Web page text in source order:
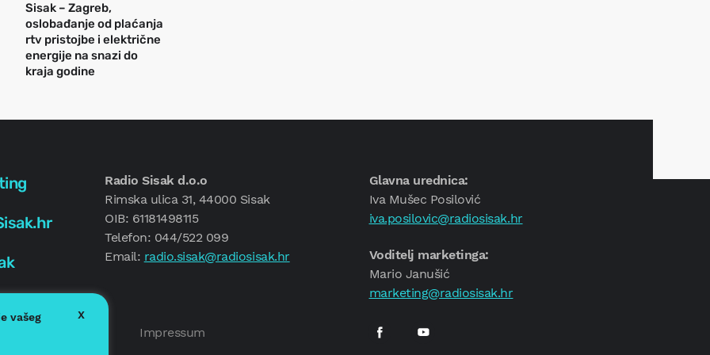
Sisak – Zagreb,
oslobađanje od plaćanja
rtv pristojbe i električne
energije na snazi do
kraja godine
Radio Sisak d.o.o
Rimska ulica 31, 44000 Sisak
OIB: 61181498115
Telefon: 044/522 099
Email: radio.sisak@radiosisak.hr
Glavna urednica:
Iva Mušec Posilović
iva.posilovic@radiosisak.hr
Voditelj marketinga:
Mario Janušić
marketing@radiosisak.hr
Impressum
vašeg
X